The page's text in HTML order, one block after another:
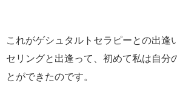
これがゲシュタルトセラピーとの出逢
セリングと出逢って、初めて私は自分
とができたのです。